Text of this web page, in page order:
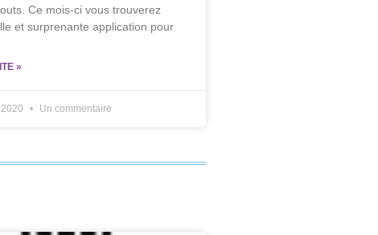
Ce mois-ci vous trouverez
et surprenante application pour
»
Un commentaire